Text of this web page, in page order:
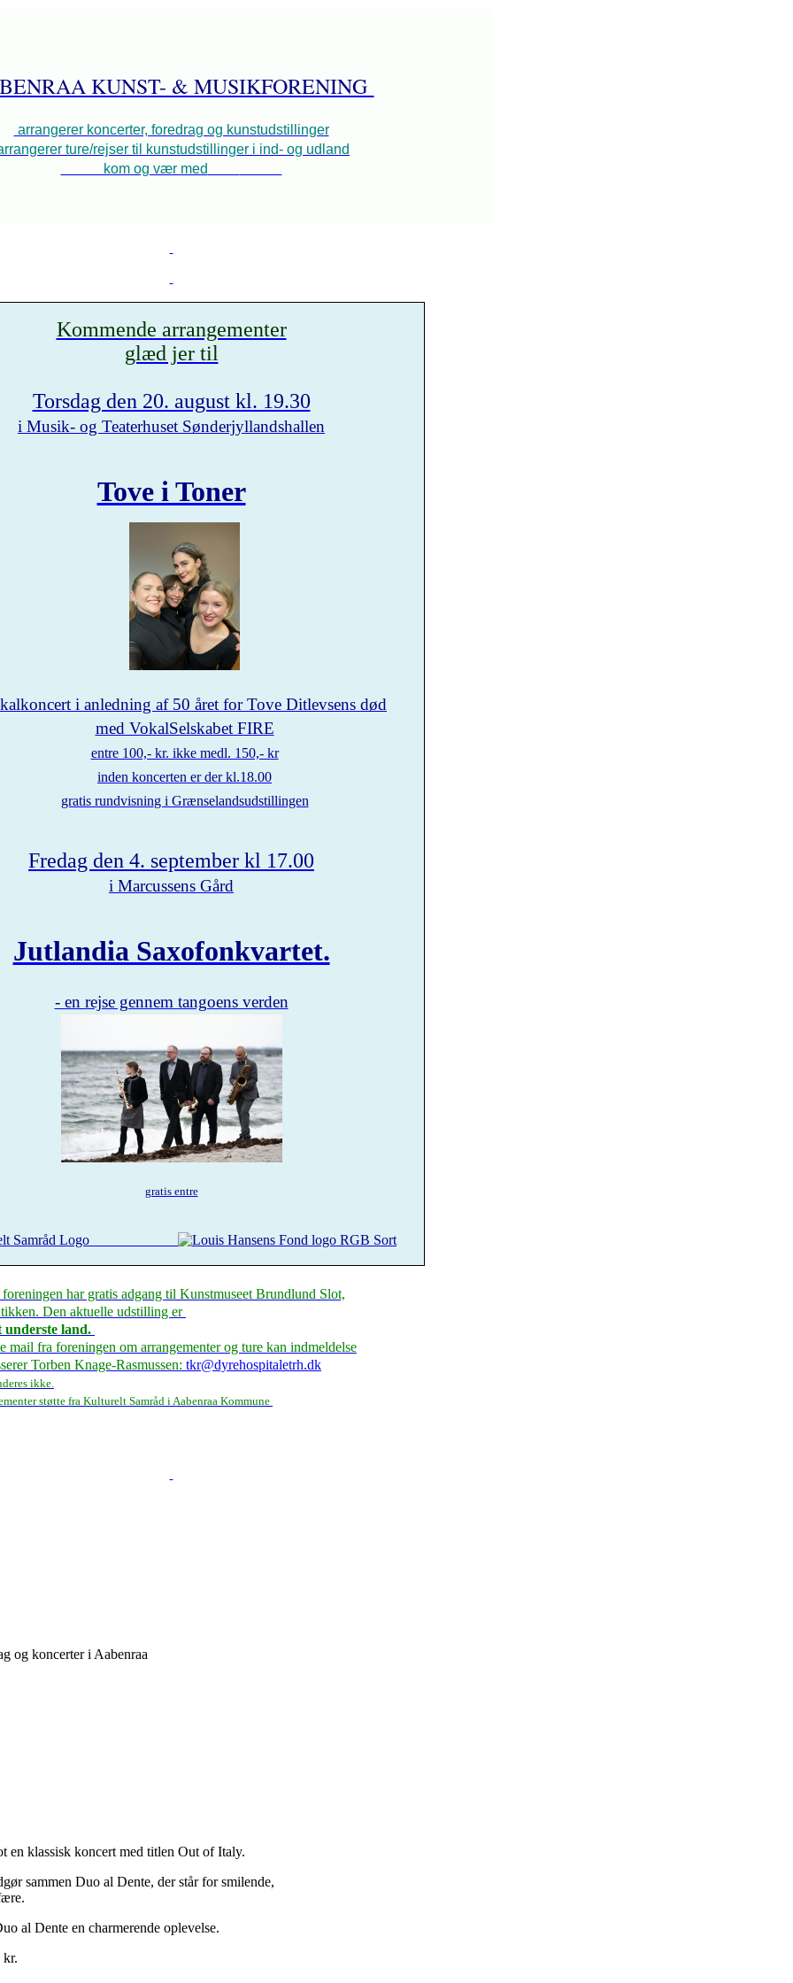
KUNST- & MUSIKFORENING
arrangerer koncerter, foredrag og kunstudstillinger
ture/rejser til kunstudstillinger i ind- og udland
kom og vær med
Kommende arrangementer
glæd jer til
Torsdag den 20. august kl. 19.30
i Musik- og Teaterhuset Sønderjyllandshallen
Tove i Toner
i anledning af 50 året for Tove Ditlevsens død
med VokalSelskabet FIRE
entre 100,- kr. ikke medl. 150,- kr
inden koncerten er der kl.18.00
gratis rundvisning i Grænselandsudstillingen
Fredag den 4. september kl 17.00
i Marcussens Gård
Jutlandia Saxofonkvartet.
- en rejse gennem tangoens verden
gratis entre
har gratis adgang til Kunstmuseet Brundlund Slot,
Den aktuelle udstilling er
underste land.
mail fra foreningen om arrangementer og ture kan indmeldelse
Torben Knage-Rasmussen: tkr@dyrehospitaletrh.dk
ikke.
støtte fra Kulturelt Samråd i Aabenraa Kommune
og koncerter i Aabenraa
klassisk koncert med titlen Out of Italy.
sammen Duo al Dente, der står for smilende,
al Dente en charmerende oplevelse.
kr.